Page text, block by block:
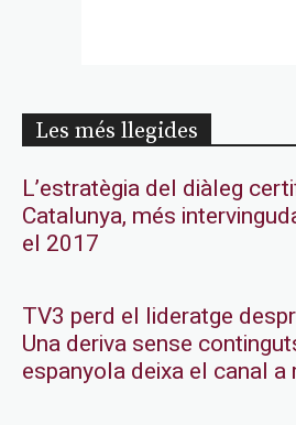
Les més llegides
L’estratègia del diàleg
Catalunya, més
el 2017
TV3 perd el lideratge
Una deriva sense
espanyola deixa el canal a